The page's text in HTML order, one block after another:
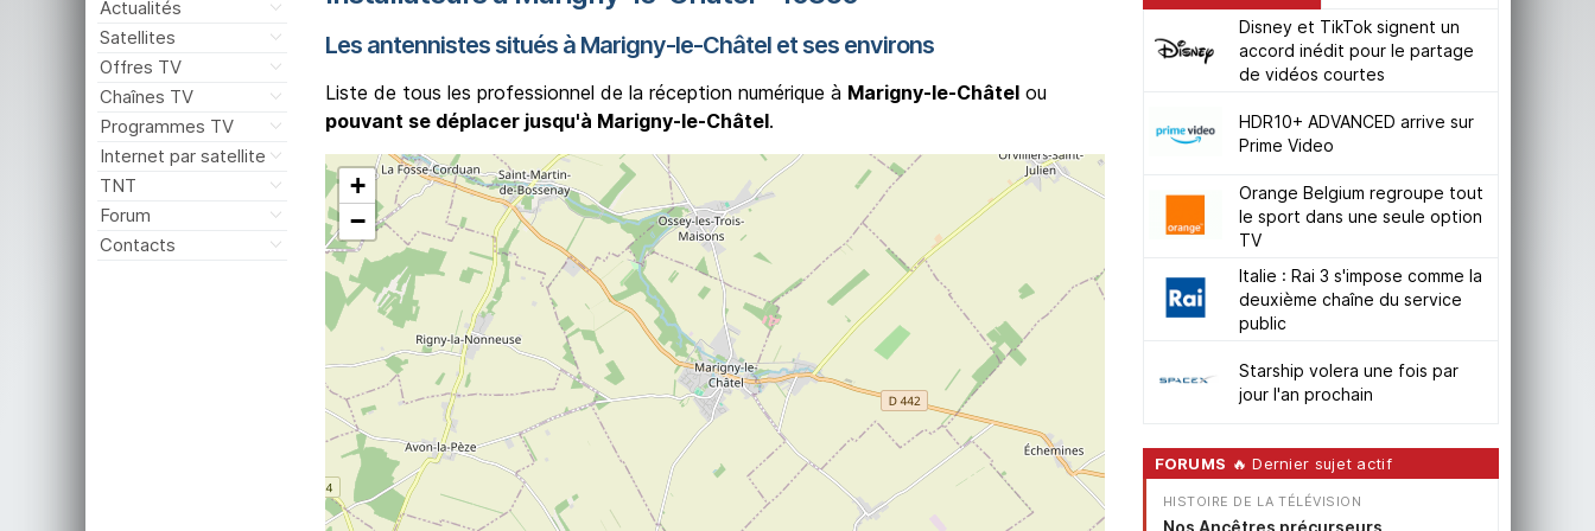
Actualités
Satellites
Offres TV
Chaînes TV
Programmes TV
Internet par satellite
TNT
Forum
Contacts
Les antennistes situés à Marigny-le-Châtel et ses environs
Liste de tous les professionnel de la réception numérique à Marigny-le-Châtelou
pouvant se déplacer jusqu'à Marigny-le-Châtel.
+
−
Disney et TikTok signent un
accord inédit pour le partage
de vidéos courtes
HDR10+ ADVANCED arrive sur
Prime Video
Orange Belgium regroupe tout
le sport dans une seule option
TV
Italie : Rai 3 s'impose comme la
deuxième chaîne du service
public
Starship volera une fois par
jour l'an prochain
FORUMS 🔥 Dernier sujet actif
HISTOIRE DE LA TÉLÉVISION